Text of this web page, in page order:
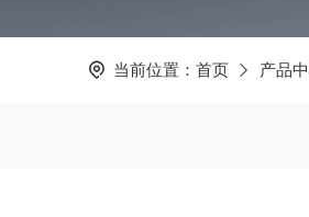
当前位置： 首页 产品